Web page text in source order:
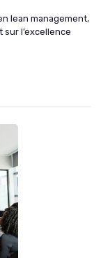
lean management,
l’excellence